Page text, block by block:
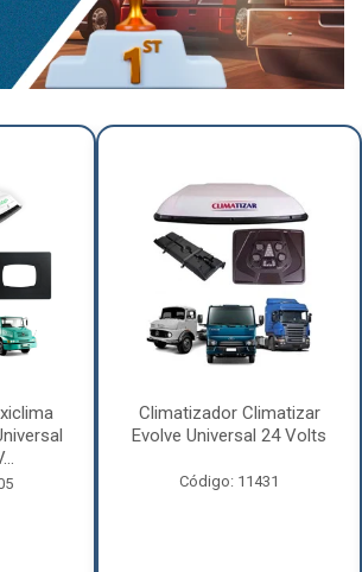
Climatizador Climatizar
Evolve Universal 24 Volts
Código: 11431